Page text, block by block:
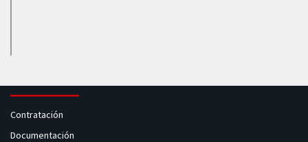
Contratación
Documentación